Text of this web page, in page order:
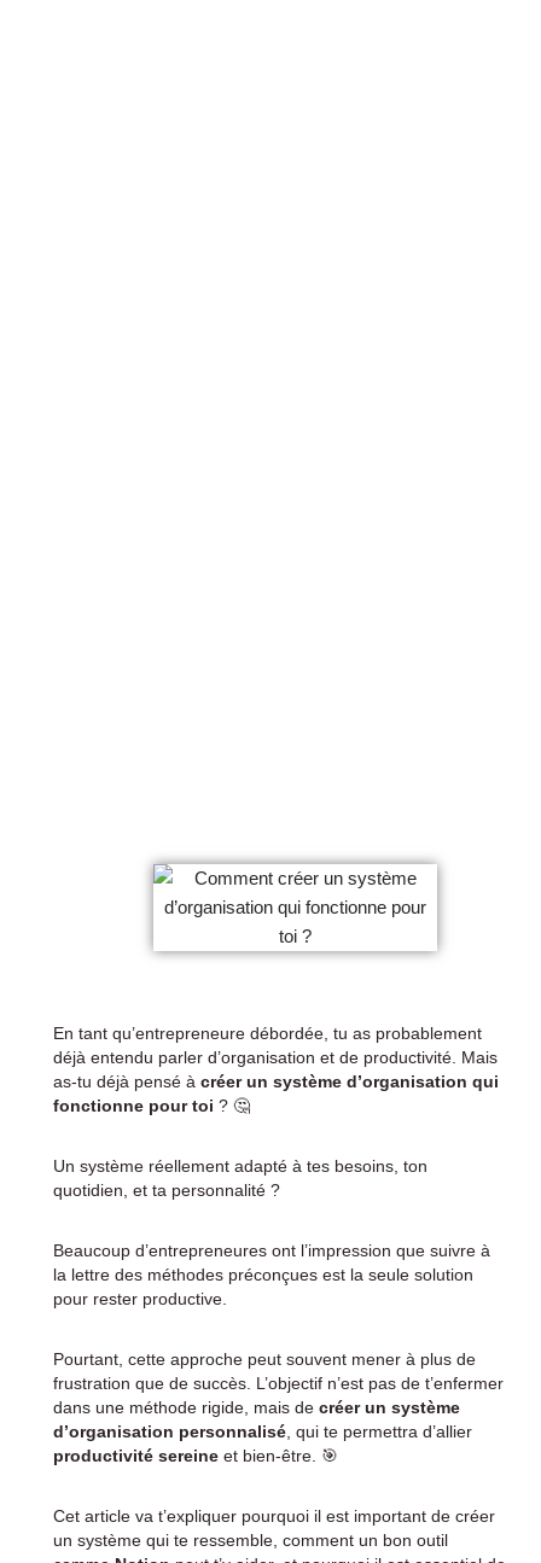
En tant qu’entrepreneure débordée, tu as probablement
déjà entendu parler d’organisation et de productivité. Mais
as-tu déjà pensé à créer un système d’organisation qui
fonctionne pour toi ? 🤔
Un système réellement adapté à tes besoins, ton
quotidien, et ta personnalité ?
Beaucoup d’entrepreneures ont l’impression que suivre à
la lettre des méthodes préconçues est la seule solution
pour rester productive.
Pourtant, cette approche peut souvent mener à plus de
frustration que de succès. L’objectif n’est pas de t’enfermer
dans une méthode rigide, mais de créer un système
d’organisation personnalisé, qui te permettra d’allier
productivité sereineet bien-être. 🎯
Cet article va t’expliquer pourquoi il est important de créer
un système qui te ressemble, comment un bon outil